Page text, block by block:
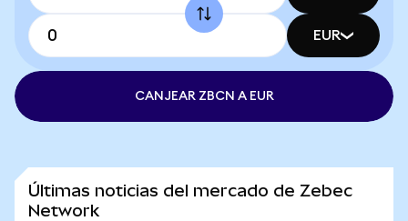
EUR
CANJEAR ZBCN A EUR
Últimas noticias del mercado de Zebec
Network